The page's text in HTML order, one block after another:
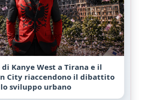
Kanye West a Tirana e il
City riaccendono il dibattito
sviluppo urbano